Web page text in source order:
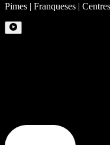
Pimes | Franqueses |